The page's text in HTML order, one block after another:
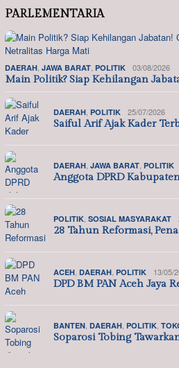
PARLEMENTARIA
DAERAH, JAWA BARAT, POLITIK 03/08/2026
Main Politik? Siap Kehilangan
DAERAH, POLITIK 25/07/2026
Saiful Arif Ajak Kader
DAERAH, JAWA BARAT, POLITIK
Anggota DPRD
POLITIK, SOSIAL MASYARAKAT
28 Tahun Reformasi,
ACEH, DAERAH, POLITIK 13/05/
DPD BM PAN Aceh Jaya
BANTEN, DAERAH, POLITIK,
Soparosi Tobing